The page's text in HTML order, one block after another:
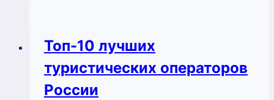
Топ-10 лучших
туристических операторов
России